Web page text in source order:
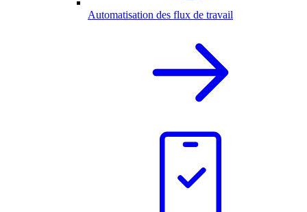
Automatisation des flux de travail